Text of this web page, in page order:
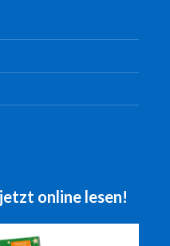
online lesen!